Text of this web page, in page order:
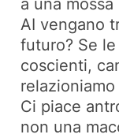
a una
AI vengano
futuro? Se
coscienti,
Ci piace
non una